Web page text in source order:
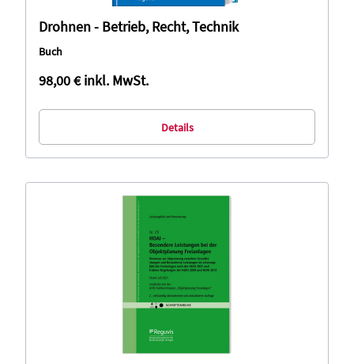
Drohnen - Betrieb, Recht, Technik
Buch
98,00 €inkl. MwSt.
Details